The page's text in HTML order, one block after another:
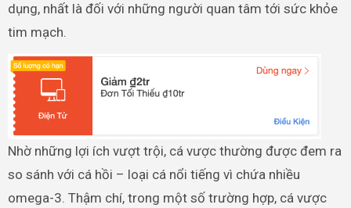
dụng, nhất là đối với những người quan tâm tới sức khỏe
tim mạch.
Nhờ những lợi ích vượt trội, cá vược thường được đem ra
so sánh với cá hồi – loại cá nổi tiếng vì chứa nhiều
omega-3. Thậm chí, trong một số trường hợp, cá vược